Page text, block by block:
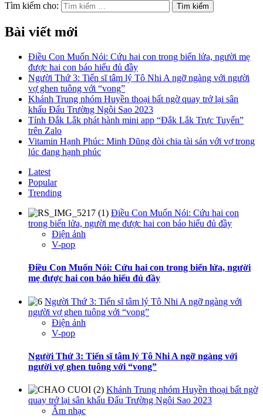
Tìm kiếm cho:
Bài viết mới
Điều Con Muốn Nói: Cứu hai con trong biển lửa, người mẹ
được hai con báo hiếu đủ đầy
Người Thứ 3: Tiến sĩ tâm lý Tô Nhi A ngỡ ngàng với người
vợ ghen tuông với “vong”
Khánh Trung nhóm Huyền thoại bất ngờ quay trở lại sân
khấu Đấu Trường Ngôi Sao 2023
Tỉnh Đắk Lắk phát hành mini app “Đắk Lắk Trực Tuyến”
trên Zalo
Vitamin Hạnh Phúc: Minh Dũng đòi chia tài sản với vợ trong
lúc đang hạnh phúc
Latest
Popular
Trending
Điều Con Muốn Nói: Cứu hai con
trong biển lửa, người mẹ được hai con báo hiếu đủ đầy
Điện ảnh
V-pop
Điều Con Muốn Nói: Cứu hai con trong biển lửa, người
mẹ được hai con báo hiếu đủ đầy
Người Thứ 3: Tiến sĩ tâm lý Tô Nhi A ngỡ ngàng với
người vợ ghen tuông với “vong”
Điện ảnh
V-pop
Người Thứ 3: Tiến sĩ tâm lý Tô Nhi A ngỡ ngàng với
người vợ ghen tuông với “vong”
Khánh Trung nhóm Huyền thoại bất ngờ
quay trở lại sân khấu Đấu Trường Ngôi Sao 2023
Âm nhạc